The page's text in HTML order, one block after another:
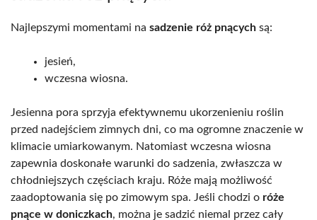
Najlepszymi momentami na sadzenie róż pnących są:
jesień,
wczesna wiosna.
Jesienna pora sprzyja efektywnemu ukorzenieniu roślin
przed nadejściem zimnych dni, co ma ogromne znaczenie w
klimacie umiarkowanym. Natomiast wczesna wiosna
zapewnia doskonałe warunki do sadzenia, zwłaszcza w
chłodniejszych częściach kraju. Róże mają możliwość
zaadoptowania się po zimowym spa. Jeśli chodzi o róże
pnące w doniczkach, można je sadzić niemal przez cały